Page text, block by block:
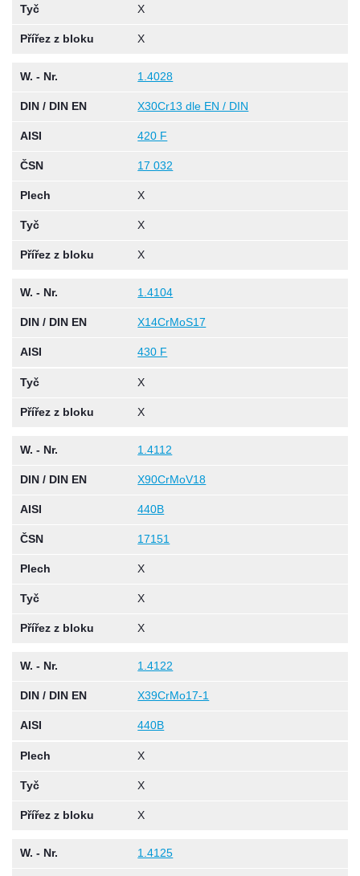
Tyč X
Přířez z bloku X
W. - Nr. 1.4028
DIN / DIN EN X30Cr13 dle EN / DIN
AISI 420 F
ČSN 17 032
Plech X
Tyč X
Přířez z bloku X
W. - Nr. 1.4104
DIN / DIN EN X14CrMoS17
AISI 430 F
Tyč X
Přířez z bloku X
W. - Nr. 1.4112
DIN / DIN EN X90CrMoV18
AISI 440B
ČSN 17151
Plech X
Tyč X
Přířez z bloku X
W. - Nr. 1.4122
DIN / DIN EN X39CrMo17-1
AISI 440B
Plech X
Tyč X
Přířez z bloku X
W. - Nr. 1.4125